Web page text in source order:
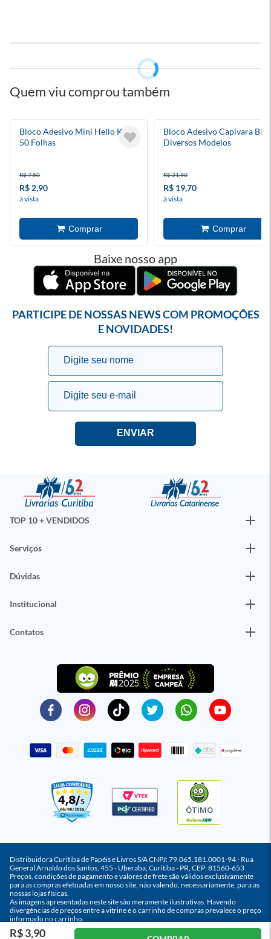
Quem viu comprou também
Bloco Adesivo Mini Hello Kitty
50 Folhas
R$ 7,50
R$ 2,90
à vista
Bloco Adesivo Capivara Big
Diversos Modelos
R$ 21,90
R$ 19,70
à vista
Baixe nosso app
PARTICIPE DE NOSSAS NEWS COM PROMOÇÕES
E NOVIDADES!
TOP 10 + VENDIDOS
Serviços
Dúvidas
Institucional
Contatos
ÓTIMO
Distribuidora Curitiba de Papéis e Livros S/A CNPJ: 79.065.181.0001-94 - Rua
General Arnaldo dos Santos, 455 - Uberaba, Curitiba - PR, CEP: 81560-653
Preços, condições de pagamento e valores de frete são válidos exclusivamente
para as compras efetuadas em nosso site, não valendo, necessariamente, para as
nossas lojas físicas.
As imagens apresentadas neste site são meramente ilustrativas. Havendo
divergências de preços entre a vitrine e o carrinho de compras prevalece o preço
informado no carrinho.
R$ 3,90